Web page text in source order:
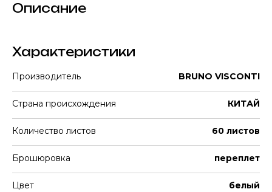
Описание
Характеристики
Производитель BRUNO VISCONTI
Страна происхождения КИТАЙ
Количество листов 60 листов
Брошюровка переплет
Цвет белый